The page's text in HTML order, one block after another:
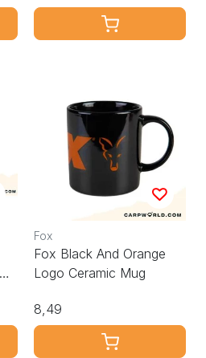
Fox
Fox Black And Orange
Logo Ceramic Mug
8,49